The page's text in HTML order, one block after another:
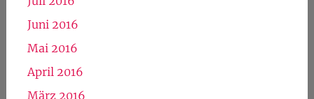
Juni 2016
Mai 2016
April 2016
März 2016